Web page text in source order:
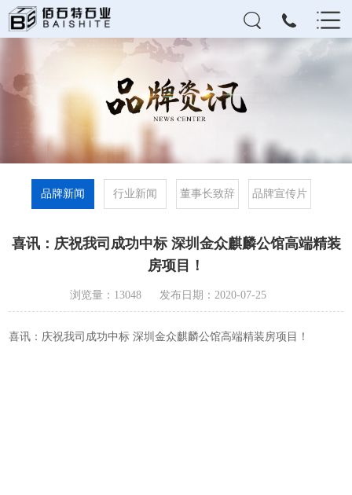
品牌新闻 行业新闻 董事长致辞 品牌宣传片
喜讯：庆祝我司成功中标 深圳金众麒麟公馆高端精装
房项目！
浏览量：13048 发布日期：2020-07-25
喜讯：庆祝我司成功中标 深圳金众麒麟公馆高端精装房项目！